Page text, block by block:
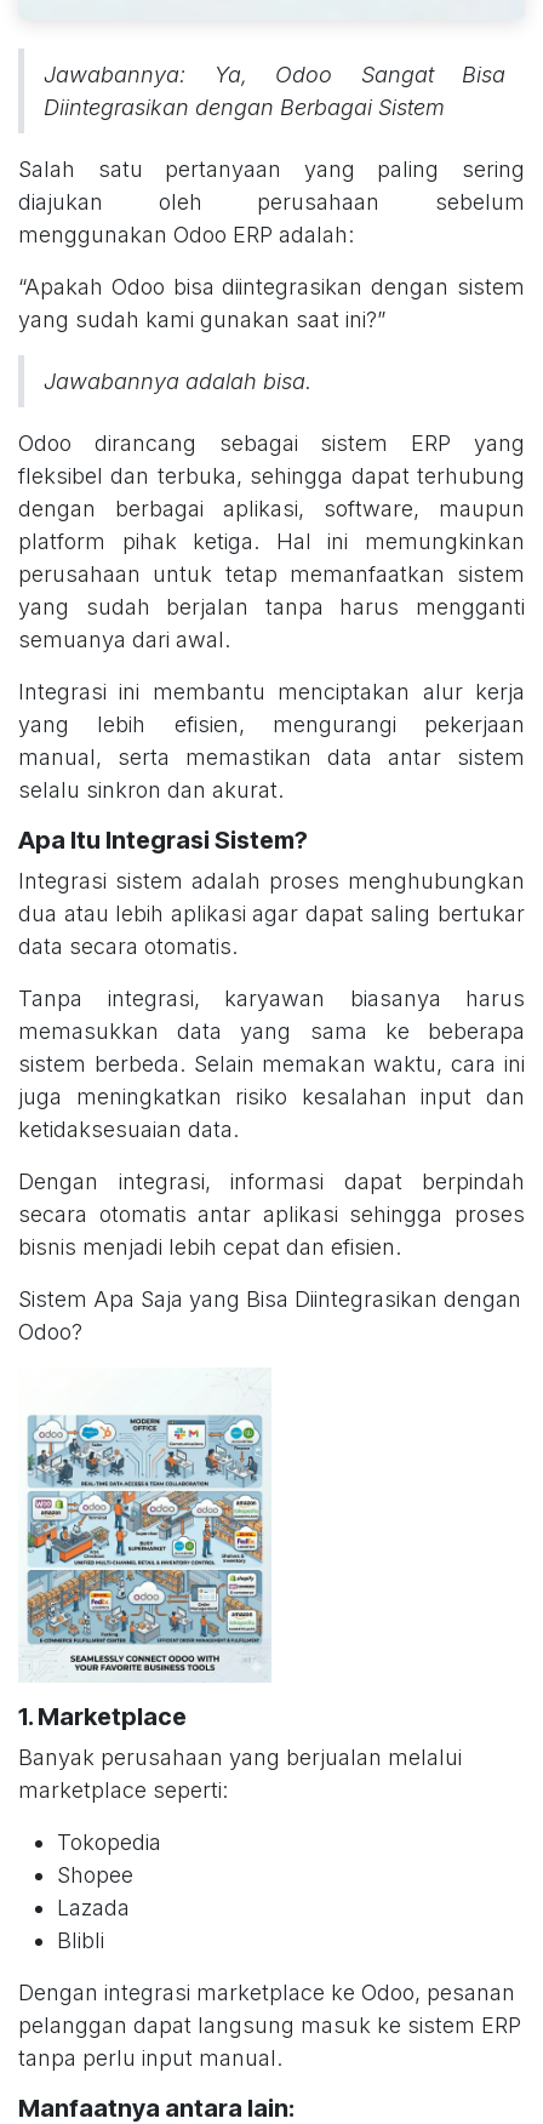
Jawabannya: Ya, Odoo Sangat Bisa
Diintegrasikan dengan Berbagai Sistem
Salah satu pertanyaan yang paling sering
diajukan oleh perusahaan sebelum
menggunakan Odoo ERP adalah:
“Apakah Odoo bisa diintegrasikan dengan sistem
yang sudah kami gunakan saat ini?”
Jawabannya adalah bisa.
Odoo dirancang sebagai sistem ERP yang
fleksibel dan terbuka, sehingga dapat terhubung
dengan berbagai aplikasi, software, maupun
platform pihak ketiga. Hal ini memungkinkan
perusahaan untuk tetap memanfaatkan sistem
yang sudah berjalan tanpa harus mengganti
semuanya dari awal.
Integrasi ini membantu menciptakan alur kerja
yang lebih efisien, mengurangi pekerjaan
manual, serta memastikan data antar sistem
selalu sinkron dan akurat.
Apa Itu Integrasi Sistem?
Integrasi sistem adalah proses menghubungkan
dua atau lebih aplikasi agar dapat saling bertukar
data secara otomatis.
Tanpa integrasi, karyawan biasanya harus
memasukkan data yang sama ke beberapa
sistem berbeda. Selain memakan waktu, cara ini
juga meningkatkan risiko kesalahan input dan
ketidaksesuaian data.
Dengan integrasi, informasi dapat berpindah
secara otomatis antar aplikasi sehingga proses
bisnis menjadi lebih cepat dan efisien.
Sistem Apa Saja yang Bisa Diintegrasikan dengan
Odoo?
1. Marketplace
Banyak perusahaan yang berjualan melalui
marketplace seperti:
Tokopedia
Shopee
Lazada
Blibli
Dengan integrasi marketplace ke Odoo, pesanan
pelanggan dapat langsung masuk ke sistem ERP
tanpa perlu input manual.
Manfaatnya antara lain: